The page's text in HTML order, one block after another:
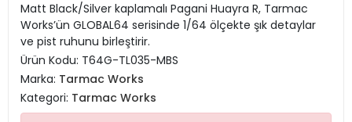
Matt Black/Silver kaplamalı Pagani Huayra R, Tarmac
Works’ün GLOBAL64 serisinde 1/64 ölçekte şık detaylar
ve pist ruhunu birleştirir.
Ürün Kodu: T64G-TL035-MBS
Marka: Tarmac Works
Kategori: Tarmac Works